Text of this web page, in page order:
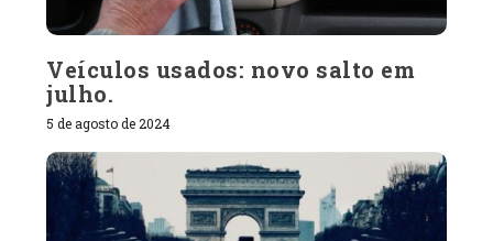
Veículos usados: novo salto em
julho.
5 de agosto de 2024